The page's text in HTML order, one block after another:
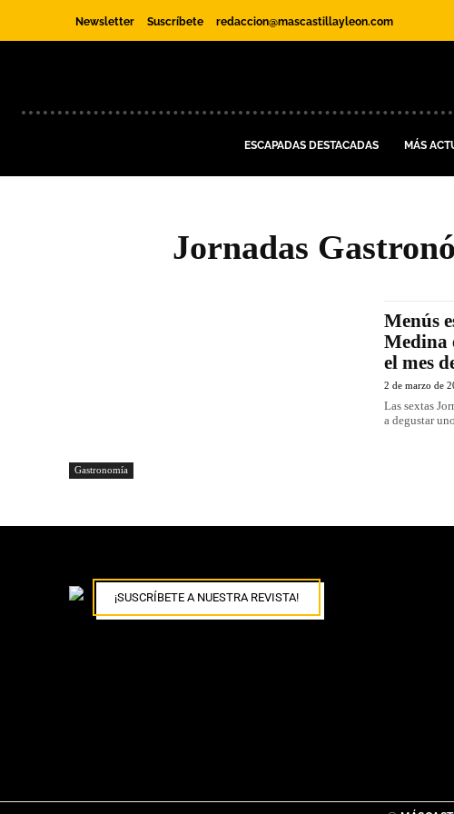
Newsletter Suscríbete redaccion@mascastillayleon.com
ESCAPADAS DESTACADAS MÁS
Jornadas
Gastronomía
Menús
Medina
el mes
2 de marzo de
Las sextas
a degustar
¡SUSCRÍBETE A NUESTRA REVISTA!